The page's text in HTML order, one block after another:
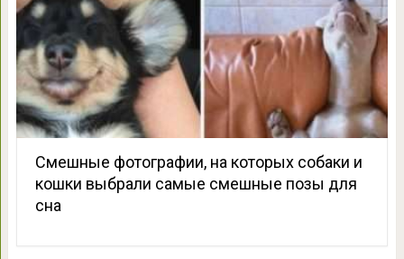
Смешные фотографии, на которых собаки и
кошки выбрали самые смешные позы для
сна